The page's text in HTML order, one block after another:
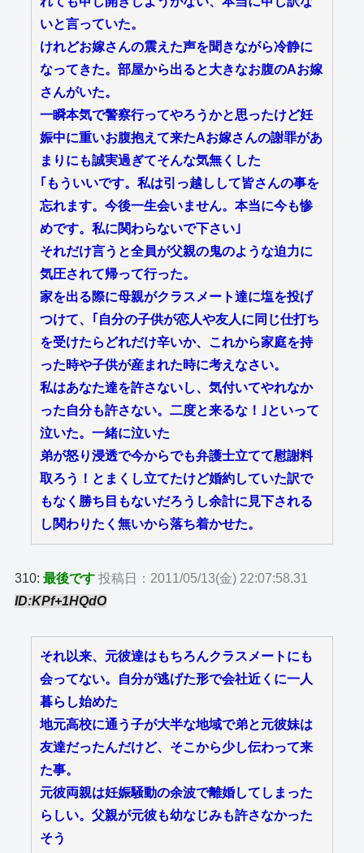
いと言っていた。
けれどお嫁さんの震えた声を聞きながら冷静に
なってきた。部屋から出ると大きなお腹のAお嫁
さんがいた。
一瞬本気で警察行ってやろうかと思ったけど妊
娠中に重いお腹抱えて来たAお嫁さんの謝罪があ
まりにも誠実過ぎてそんな気無くした
｢もういいです。私は引っ越しして皆さんの事を
忘れます。今後一生会いません。本当に今も惨
めです。私に関わらないで下さい｣
それだけ言うと全員が父親の鬼のような迫力に
気圧されて帰って行った。
家を出る際に母親がクラスメート達に塩を投げ
つけて、｢自分の子供が恋人や友人に同じ仕打ち
を受けたらどれだけ辛いか、これから家庭を持
った時や子供が産まれた時に考えなさい。
私はあなた達を許さないし、気付いてやれなか
った自分も許さない。二度と来るな！｣といって
泣いた。一緒に泣いた
弟が怒り浸透で今からでも弁護士立てて慰謝料
取ろう！とまくし立てたけど婚約していた訳で
もなく勝ち目もないだろうし余計に見下される
し関わりたく無いから落ち着かせた。
310:最後です 投稿日：2011/05/13(金) 22:07:58.31
ID:KPf+1HQdO
それ以来、元彼達はもちろんクラスメートにも
会ってない。自分が逃げた形で会社近くに一人
暮らし始めた
地元高校に通う子が大半な地域で弟と元彼妹は
友達だったんだけど、そこから少し伝わって来
た事。
元彼両親は妊娠騒動の余波で離婚してしまった
らしい。父親が元彼も幼なじみも許さなかった
そう